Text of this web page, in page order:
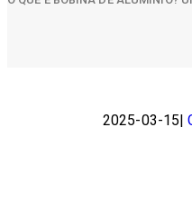
2025-03-15